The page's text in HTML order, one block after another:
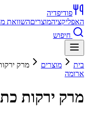
פודיפדיה
האפליקציהמוצריםהשוואת
חיפוש
בית מוצרים
מרק
ארומה
מרק ירקות